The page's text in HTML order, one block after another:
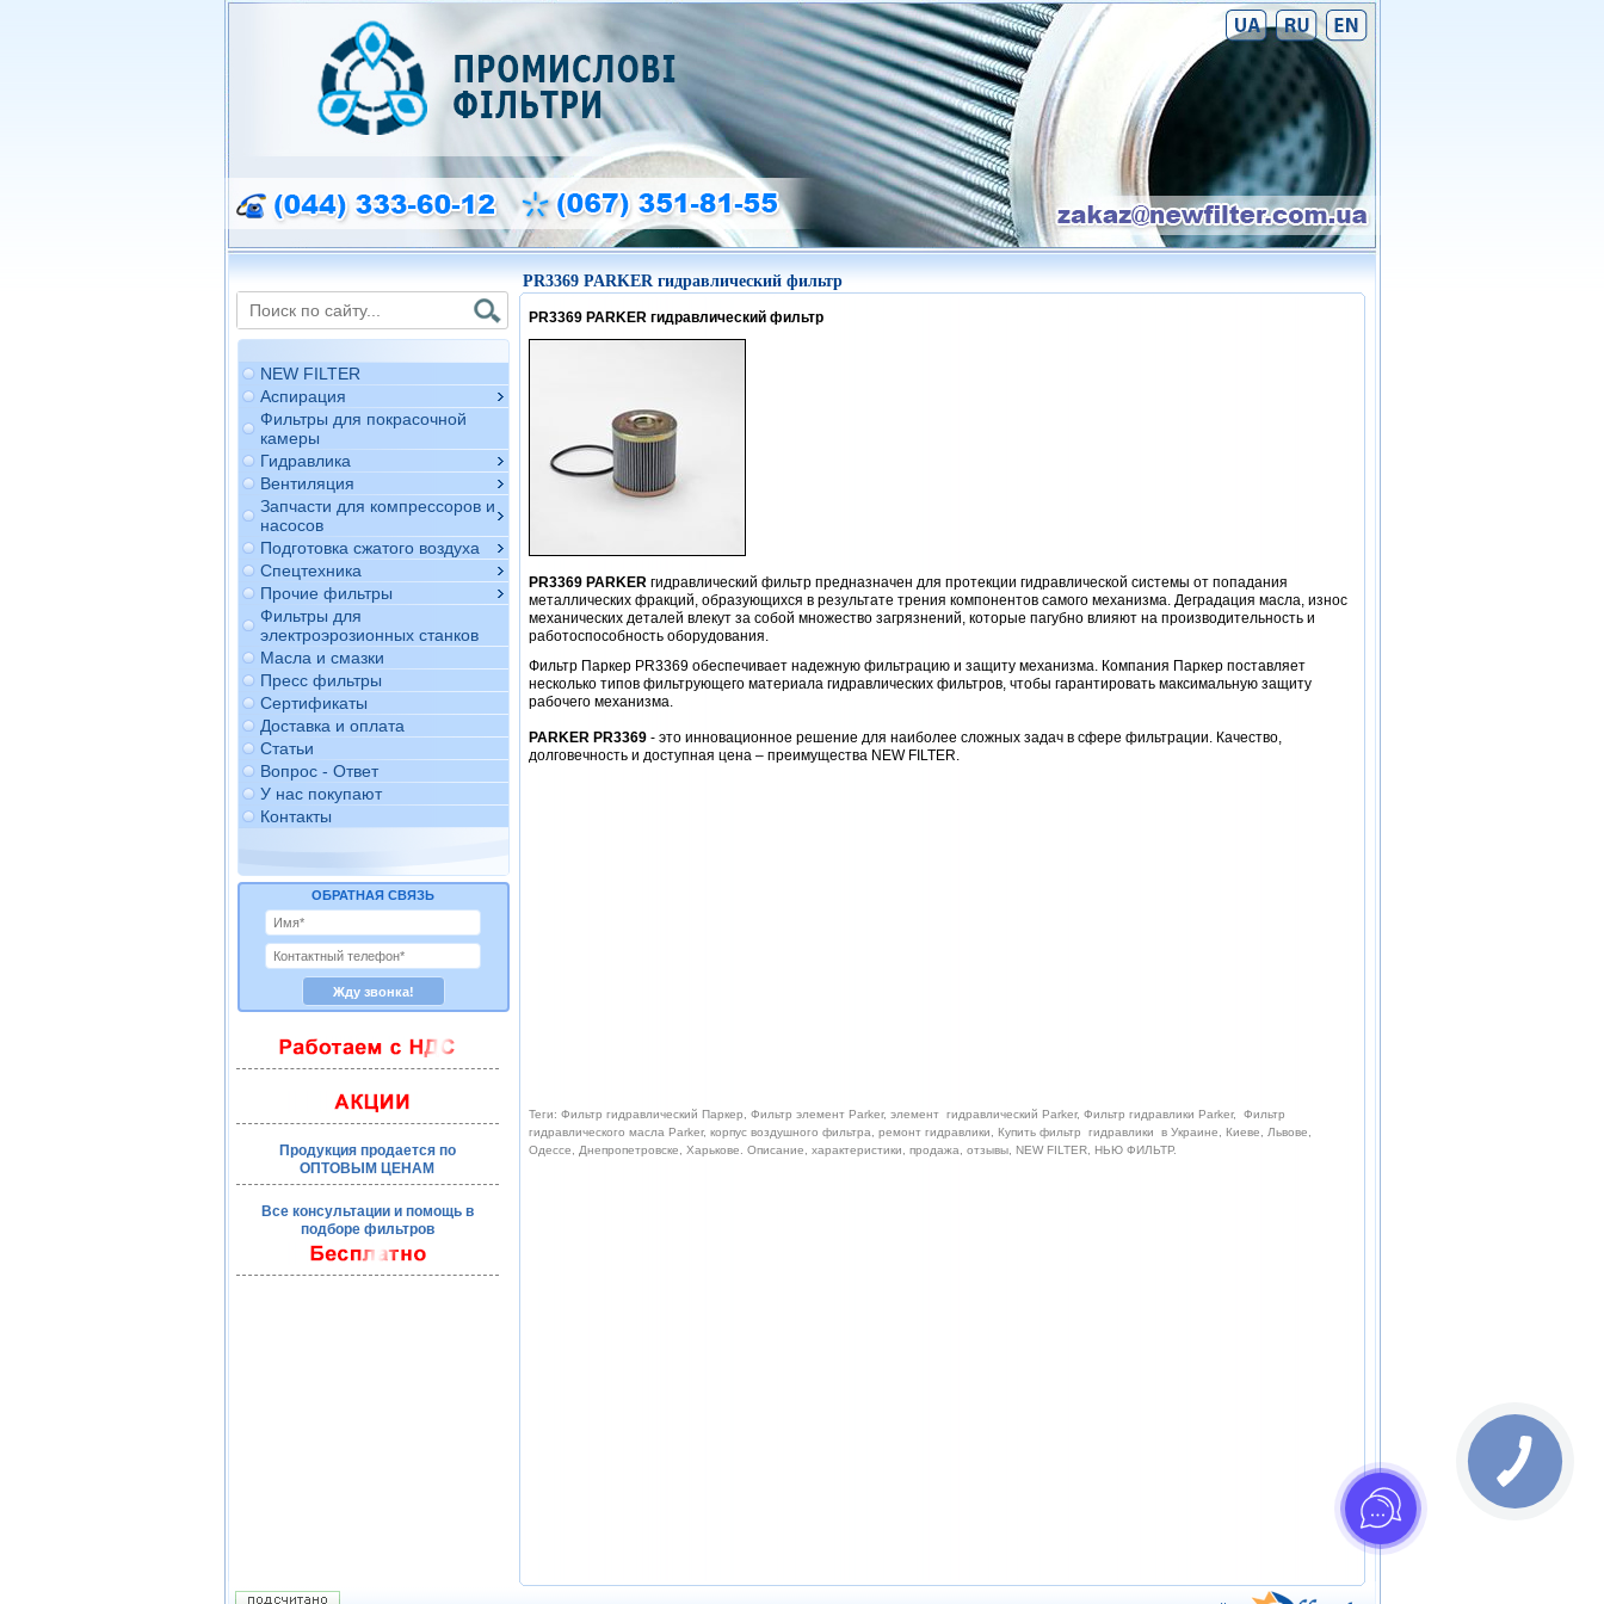
NEW FILTER
Аспирация
Фильтры для покрасочной
камеры
Гидравлика
Вентиляция
Запчасти для компрессоров и
насосов
Подготовка сжатого воздуха
Спецтехника
Прочие фильтры
Фильтры для
электроэрозионных станков
Масла и смазки
Пресс фильтры
Сертификаты
Доставка и оплата
Статьи
Вопрос - Ответ
У нас покупают
Контакты
ОБРАТНАЯ СВЯЗЬ
Продукция продается по
ОПТОВЫМ ЦЕНАМ
Все консультации и помощь в
подборе фильтров
PR3369 PARKER гидравлический фильтр
PR3369 PARKER гидравлический фильтр
PR3369 PARKER гидравлический фильтр предназначен для протекции гидравлической системы от попадания
металлических фракций, образующихся в результате трения компонентов самого механизма. Деградация масла, износ
механических деталей влекут за собой множество загрязнений, которые пагубно влияют на производительность и
работоспособность оборудования.
Фильтр Паркер PR3369 обеспечивает надежную фильтрацию и защиту механизма. Компания Паркер поставляет
несколько типов фильтрующего материала гидравлических фильтров, чтобы гарантировать максимальную защиту
рабочего механизма.
PARKER PR3369- это инновационное решение для наиболее сложных задач в сфере фильтрации. Качество,
долговечность и доступная цена – преимущества NEW FILTER.
Теги: Фильтр гидравлический Паркер, Фильтр элемент Parker, элемент гидравлический Parker, Фильтр гидравлики Parker, Фильтр
гидравлического масла Parker, корпус воздушного фильтра, ремонт гидравлики, Купить фильтр гидравлики в Украине, Киеве, Львове,
Одессе, Днепропетровске, Харькове. Описание, характеристики, продажа, отзывы, NEW FILTER, НЬЮ ФИЛЬТР.